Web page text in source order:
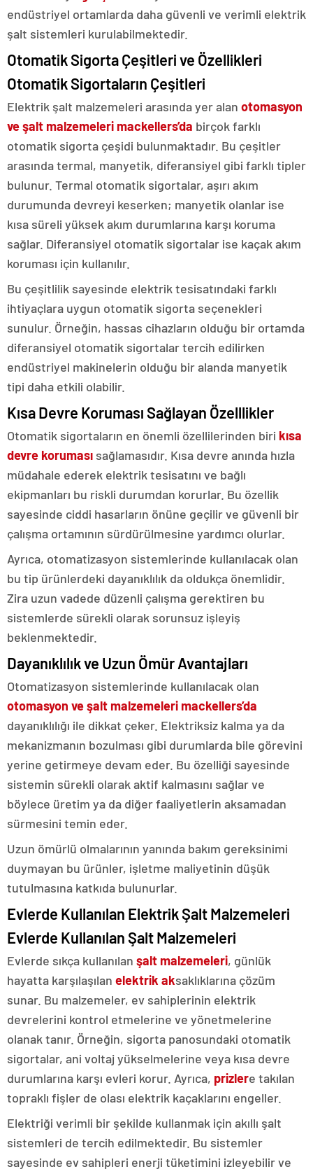
endüstriyel ortamlarda daha güvenli ve verimli elektrik
şalt sistemleri kurulabilmektedir.
Otomatik Sigorta Çeşitleri ve Özellikleri
Otomatik Sigortaların Çeşitleri
Elektrik şalt malzemeleri arasında yer alan otomasyon
ve şalt malzemeleri mackellers’da birçok farklı
otomatik sigorta çeşidi bulunmaktadır. Bu çeşitler
arasında termal, manyetik, diferansiyel gibi farklı tipler
bulunur. Termal otomatik sigortalar, aşırı akım
durumunda devreyi keserken; manyetik olanlar ise
kısa süreli yüksek akım durumlarına karşı koruma
sağlar. Diferansiyel otomatik sigortalar ise kaçak akım
koruması için kullanılır.
Bu çeşitlilik sayesinde elektrik tesisatındaki farklı
ihtiyaçlara uygun otomatik sigorta seçenekleri
sunulur. Örneğin, hassas cihazların olduğu bir ortamda
diferansiyel otomatik sigortalar tercih edilirken
endüstriyel makinelerin olduğu bir alanda manyetik
tipi daha etkili olabilir.
Kısa Devre Koruması Sağlayan Özelllikler
Otomatik sigortaların en önemli özellilerinden biri kısa
devre koruması sağlamasıdır. Kısa devre anında hızla
müdahale ederek elektrik tesisatını ve bağlı
ekipmanları bu riskli durumdan korurlar. Bu özellik
sayesinde ciddi hasarların önüne geçilir ve güvenli bir
çalışma ortamının sürdürülmesine yardımcı olurlar.
Ayrıca, otomatizasyon sistemlerinde kullanılacak olan
bu tip ürünlerdeki dayanıklılık da oldukça önemlidir.
Zira uzun vadede düzenli çalışma gerektiren bu
sistemlerde sürekli olarak sorunsuz işleyiş
beklenmektedir.
Dayanıklılık ve Uzun Ömür Avantajları
Otomatizasyon sistemlerinde kullanılacak olan
otomasyon ve şalt malzemeleri mackellers’da
dayanıklılığı ile dikkat çeker. Elektriksiz kalma ya da
mekanizmanın bozulması gibi durumlarda bile görevini
yerine getirmeye devam eder. Bu özelliği sayesinde
sistemin sürekli olarak aktif kalmasını sağlar ve
böylece üretim ya da diğer faaliyetlerin aksamadan
sürmesini temin eder.
Uzun ömürlü olmalarının yanında bakım gereksinimi
duymayan bu ürünler, işletme maliyetinin düşük
tutulmasına katkıda bulunurlar.
Evlerde Kullanılan Elektrik Şalt Malzemeleri
Evlerde Kullanılan Şalt Malzemeleri
Evlerde sıkça kullanılan şalt malzemeleri, günlük
hayatta karşılaşılan elektrik aksaklıklarına çözüm
sunar. Bu malzemeler, ev sahiplerinin elektrik
devrelerini kontrol etmelerine ve yönetmelerine
olanak tanır. Örneğin, sigorta panosundaki otomatik
sigortalar, ani voltaj yükselmelerine veya kısa devre
durumlarına karşı evleri korur. Ayrıca, prizlere takılan
topraklı fişler de olası elektrik kaçaklarını engeller.
Elektriği verimli bir şekilde kullanmak için akıllı şalt
sistemleri de tercih edilmektedir. Bu sistemler
sayesinde ev sahipleri enerji tüketimini izleyebilir ve